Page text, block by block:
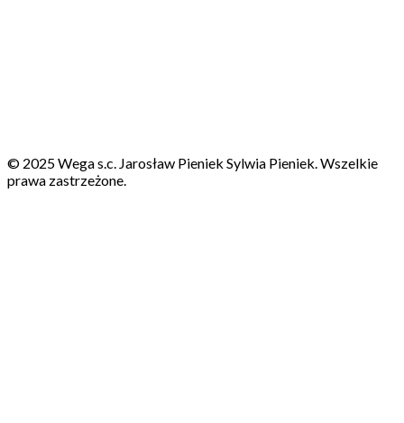
© 2025 Wega s.c. Jarosław Pieniek Sylwia Pieniek. Wszelkie
prawa zastrzeżone.